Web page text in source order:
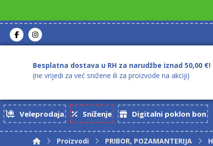
Besplatna dostava u RH za narudžbe iznad 50,00 €!
(ne vrijedi za već snižene ili za proizvode na akciji)
Veleprodaja Sniženje Digitalni poklon bon
Proizvodi PRIBOR, POZAMANTERIJA